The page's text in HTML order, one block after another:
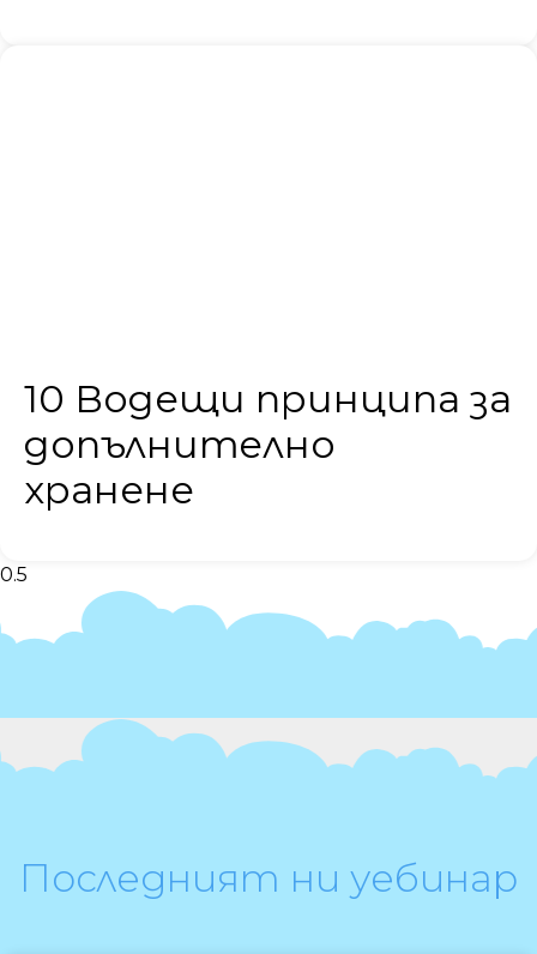
10 Водещи принципа за
допълнително
хранене
Последният ни уебинар